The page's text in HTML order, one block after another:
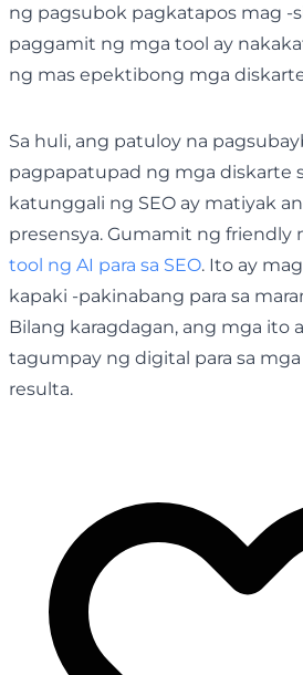
ng pagsubok pagkatapos mag -
paggamit ng mga tool ay
ng mas epektibong mga diskarte
Sa huli, ang patuloy na
pagpapatupad ng mga diskarte
katunggali ng SEO ay matiyak
presensya. Gumamit ng friendly
tool ng AI para sa SEO. Ito ay
kapaki -pakinabang para sa
Bilang karagdagan, ang mga ito
tagumpay ng digital para sa
resulta.